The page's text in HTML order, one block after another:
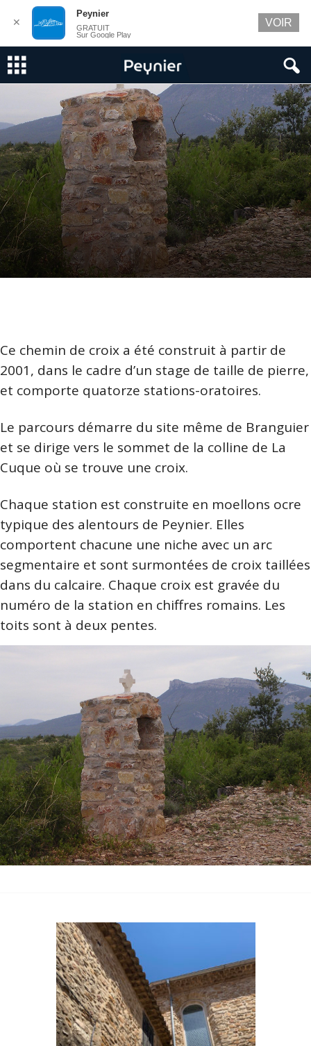
Chemin de croix de Branguier
Ce chemin de croix a été construit à partir de
2001, dans le cadre d’un stage de taille de pierre,
et comporte quatorze stations-oratoires.
Le parcours démarre du site même de Branguier
et se dirige vers le sommet de la colline de La
Cuque où se trouve une croix.
Chaque station est construite en moellons ocre
typique des alentours de Peynier. Elles
comportent chacune une niche avec un arc
segmentaire et sont surmontées de croix taillées
dans du calcaire. Chaque croix est gravée du
numéro de la station en chiffres romains. Les
toits sont à deux pentes.
✕
Peynier
GRATUIT
Sur Google Play
VOIR